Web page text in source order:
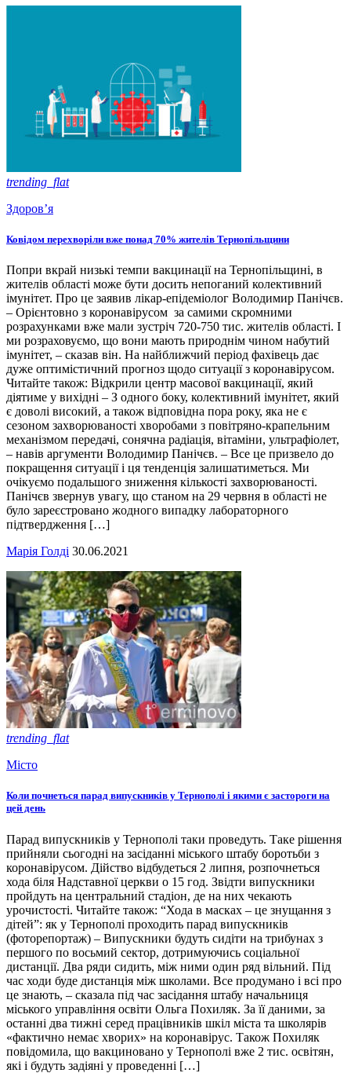
trending_flat
Здоров’я
Ковідом перехворіли вже понад 70% жителів Тернопільщини
Попри вкрай низькі темпи вакцинації на Тернопільщині, в
жителів області може бути досить непоганий колективний
імунітет. Про це заявив лікар-епідеміолог Володимир Панічєв.
– Орієнтовно з коронавірусом за самими скромними
розрахунками вже мали зустріч 720-750 тис. жителів області. І
ми розраховуємо, що вони мають природнім чином набутий
імунітет, – сказав він. На найближчий період фахівець дає
дуже оптимістичний прогноз щодо ситуації з коронавірусом.
Читайте також: Відкрили центр масової вакцинації, який
діятиме у вихідні – З одного боку, колективний імунітет, який
є доволі високий, а також відповідна пора року, яка не є
сезоном захворюваності хворобами з повітряно-крапельним
механізмом передачі, сонячна радіація, вітаміни, ультрафіолет,
– навів аргументи Володимир Панічєв. – Все це призвело до
покращення ситуації і ця тенденція залишатиметься. Ми
очікуємо подальшого зниження кількості захворюваності.
Панічєв звернув увагу, що станом на 29 червня в області не
було зареєстровано жодного випадку лабораторного
підтвердження […]
Марія Голді 30.06.2021
trending_flat
Місто
Коли почнеться парад випускників у Тернополі і якими є застороги на
цей день
Парад випускників у Тернополі таки проведуть. Таке рішення
прийняли сьогодні на засіданні міського штабу боротьби з
коронавірусом. Дійство відбудеться 2 липня, розпочнеться
хода біля Надставної церкви о 15 год. Звідти випускники
пройдуть на центральний стадіон, де на них чекають
урочистості. Читайте також: “Хода в масках – це знущання з
дітей”: як у Тернополі проходить парад випускників
(фоторепортаж) – Випускники будуть сидіти на трибунах з
першого по восьмий сектор, дотримуючись соціальної
дистанції. Два ряди сидить, між ними один ряд вільний. Під
час ходи буде дистанція між школами. Все продумано і всі про
це знають, – сказала під час засідання штабу начальниця
міського управління освіти Ольга Похиляк. За її даними, за
останні два тижні серед працівників шкіл міста та школярів
«фактично немає хворих» на коронавірус. Також Похиляк
повідомила, що вакциновано у Тернополі вже 2 тис. освітян,
які і будуть задіяні у проведенні […]